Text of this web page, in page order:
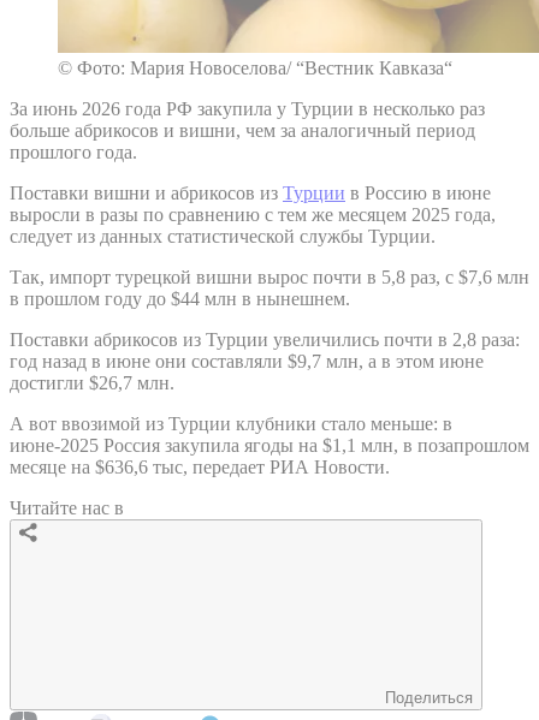
© Фото: Мария Новоселова/ “Вестник Кавказа“
За июнь 2026 года РФ закупила у Турции в несколько раз
больше абрикосов и вишни, чем за аналогичный период
прошлого года.
Поставки вишни и абрикосов из Турции в Россию в июне
выросли в разы по сравнению с тем же месяцем 2025 года,
следует из данных статистической службы Турции.
Так, импорт турецкой вишни вырос почти в 5,8 раз, с $7,6 млн
в прошлом году до $44 млн в нынешнем.
Поставки абрикосов из Турции увеличились почти в 2,8 раза:
год назад в июне они составляли $9,7 млн, а в этом июне
достигли $26,7 млн.
А вот ввозимой из Турции клубники стало меньше: в
июне-2025 Россия закупила ягоды на $1,1 млн, в позапрошлом
месяце на $636,6 тыс, передает РИА Новости.
Читайте нас в
Поделиться